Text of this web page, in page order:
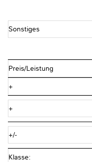
Sonstiges
Preis/Leistung
+
+
+/-
Klasse: